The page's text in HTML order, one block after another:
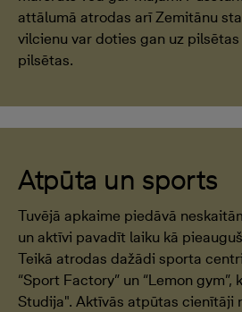
attālumā atrodas arī Zemitānu
vilcienu var doties gan uz
pilsētas.
Atpūta un sports
Tuvējā apkaime piedāvā
un aktīvi pavadīt laiku kā
Teikā atrodas dažādi sporta
“Sport Factory” un “Lemon
Studija". Aktīvās atpūtas cienītāji